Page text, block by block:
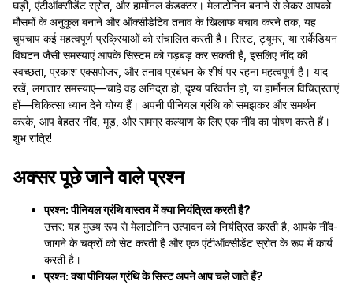
घड़ी, एंटीऑक्सीडेंट स्रोत, और हार्मोनल कंडक्टर। मेलाटोनिन बनाने से लेकर आपको
मौसमों के अनुकूल बनाने और ऑक्सीडेटिव तनाव के खिलाफ बचाव करने तक, यह
चुपचाप कई महत्वपूर्ण प्रक्रियाओं को संचालित करती है। सिस्ट, ट्यूमर, या सर्केडियन
विघटन जैसी समस्याएं आपके सिस्टम को गड़बड़ कर सकती हैं, इसलिए नींद की
स्वच्छता, प्रकाश एक्सपोजर, और तनाव प्रबंधन के शीर्ष पर रहना महत्वपूर्ण है। याद
रखें, लगातार समस्याएं—चाहे वह अनिद्रा हो, दृश्य परिवर्तन हो, या हार्मोनल विचित्रताएं
हों—चिकित्सा ध्यान देने योग्य हैं। अपनी पीनियल ग्रंथि को समझकर और समर्थन
करके, आप बेहतर नींद, मूड, और समग्र कल्याण के लिए एक नींव का पोषण करते हैं।
शुभ रात्रि!
अक्सर पूछे जाने वाले प्रश्न
प्रश्न: पीनियल ग्रंथि वास्तव में क्या नियंत्रित करती है?
उत्तर: यह मुख्य रूप से मेलाटोनिन उत्पादन को नियंत्रित करती है, आपके नींद-
जागने के चक्रों को सेट करती है और एक एंटीऑक्सीडेंट स्रोत के रूप में कार्य
करती है।
प्रश्न: क्या पीनियल ग्रंथि के सिस्ट अपने आप चले जाते हैं?